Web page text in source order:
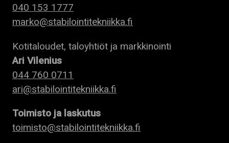
040 153 1777
marko@stabilointitekniikka.fi
Kotitaloudet, taloyhtiöt ja markkinointi
Ari Vilenius
044 760 0711
ari@stabilointitekniikka.fi
Toimisto ja laskutus
toimisto@stabilointitekniikka.fi